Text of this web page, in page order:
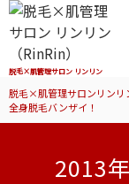
脱毛×肌管理サロン リンリン
脱毛×肌管理サロンリンリ
全身脱毛バンザイ！
2013